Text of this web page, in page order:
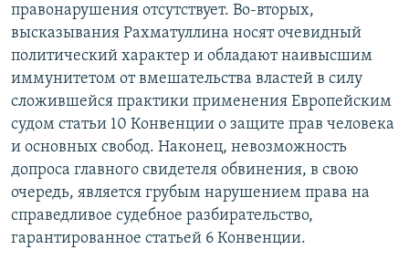
правонарушения отсутствует. Во-вторых,
высказывания Рахматуллина носят очевидный
политический характер и обладают наивысшим
иммунитетом от вмешательства властей в силу
сложившейся практики применения Европейским
судом статьи 10 Конвенции о защите прав человека
и основных свобод. Наконец, невозможность
допроса главного свидетеля обвинения, в свою
очередь, является грубым нарушением права на
справедливое судебное разбирательство,
гарантированное статьей 6 Конвенции.